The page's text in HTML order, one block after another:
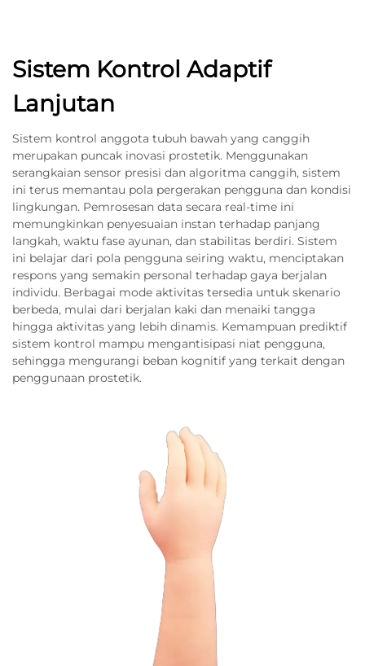
Sistem Kontrol Adaptif
Lanjutan
Sistem kontrol anggota tubuh bawah yang canggih
merupakan puncak inovasi prostetik. Menggunakan
serangkaian sensor presisi dan algoritma canggih, sistem
ini terus memantau pola pergerakan pengguna dan kondisi
lingkungan. Pemrosesan data secara real-time ini
memungkinkan penyesuaian instan terhadap panjang
langkah, waktu fase ayunan, dan stabilitas berdiri. Sistem
ini belajar dari pola pengguna seiring waktu, menciptakan
respons yang semakin personal terhadap gaya berjalan
individu. Berbagai mode aktivitas tersedia untuk skenario
berbeda, mulai dari berjalan kaki dan menaiki tangga
hingga aktivitas yang lebih dinamis. Kemampuan prediktif
sistem kontrol mampu mengantisipasi niat pengguna,
sehingga mengurangi beban kognitif yang terkait dengan
penggunaan prostetik.